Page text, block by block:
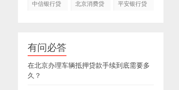
中信银行贷
北京消费贷
平安银行贷
有问必答
在北京办理车辆抵押贷款手续到底需要多
久？